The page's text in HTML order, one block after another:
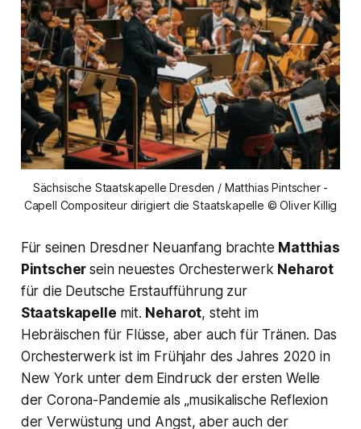
Sächsische Staatskapelle Dresden / Matthias Pintscher -
Capell Compositeur dirigiert die Staatskapelle © Oliver Killig
Für seinen Dresdner Neuanfang brachte Matthias
Pintschersein neuestes Orchesterwerk Neharot
für die Deutsche Erstaufführung zur
Staatskapelle mit. Neharot, steht im
Hebräischen für Flüsse, aber auch für Tränen. Das
Orchesterwerk ist im Frühjahr des Jahres 2020 in
New York unter dem Eindruck der ersten Welle
der Corona-Pandemie als „musikalische Reflexion
der Verwüstung und Angst, aber auch der